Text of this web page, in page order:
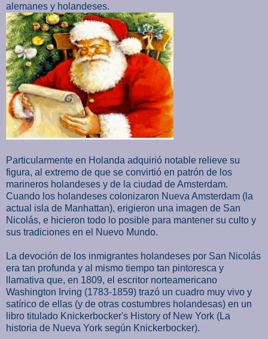
alemanes y holandeses.
Particularmente en Holanda adquirió notable relieve su
figura, al extremo de que se convirtió en patrón de los
marineros holandeses y de la ciudad de Amsterdam.
Cuando los holandeses colonizaron Nueva Amsterdam (la
actual isla de Manhattan), erigieron una imagen de San
Nicolás, e hicieron todo lo posible para mantener su culto y
sus tradiciones en el Nuevo Mundo.
La devoción de los inmigrantes holandeses por San Nicolás
era tan profunda y al mismo tiempo tan pintoresca y
llamativa que, en 1809, el escritor norteamericano
Washington Irving (1783-1859) trazó un cuadro muy vivo y
satírico de ellas (y de otras costumbres holandesas) en un
libro titulado Knickerbocker's History of New York (La
historia de Nueva York según Knickerbocker).